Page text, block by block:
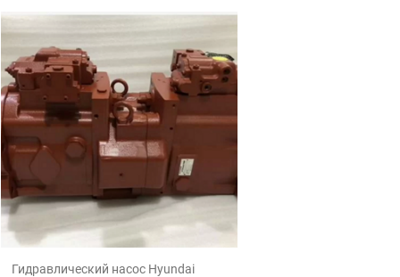
Гидравлический насос Hyundai